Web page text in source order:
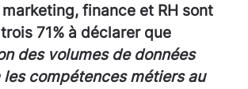
finance et RH sont
71% à déclarer que
des volumes de données
compétences métiers au